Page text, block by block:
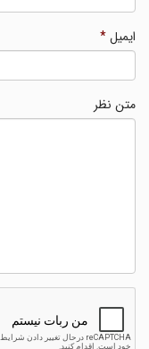
ایمیل*
متن نظر